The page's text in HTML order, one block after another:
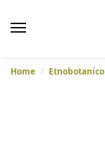
Home / Etnobotanico